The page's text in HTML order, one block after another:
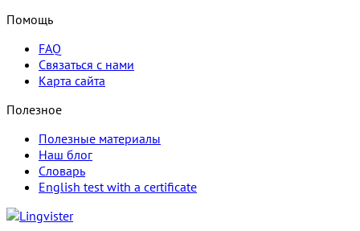
Помощь
FAQ
Связаться с нами
Карта сайта
Полезное
Полезные материалы
Наш блог
Словарь
English test with a certificate